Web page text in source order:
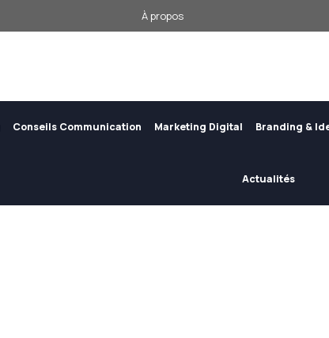
À propos
Conseils Communication Marketing Digital Branding &
Actualités